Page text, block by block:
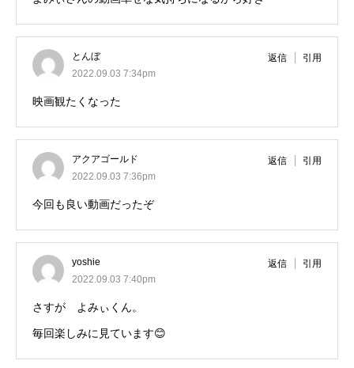
とんぼ
2022.09.03 7:34pm
返信 引用
映画観たくなった
アクアゴールド
2022.09.03 7:36pm
返信 引用
今回も良い動画だったぞ
yoshie
2022.09.03 7:40pm
返信 引用
さすが よみぃくん。
毎回楽しみに見ています😊